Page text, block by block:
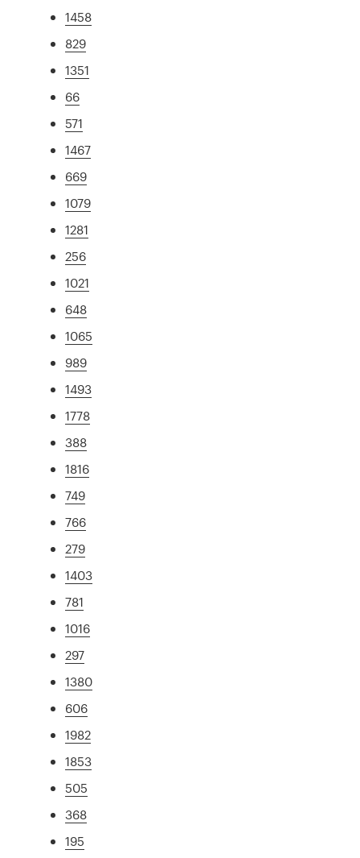
1458
829
1351
66
571
1467
669
1079
1281
256
1021
648
1065
989
1493
1778
388
1816
749
766
279
1403
781
1016
297
1380
606
1982
1853
505
368
195